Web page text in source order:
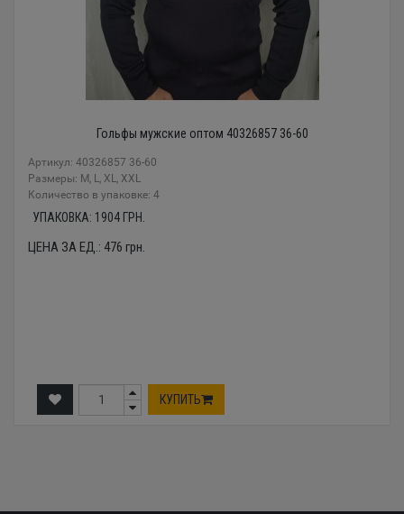
Гольфы мужские оптом 40326857 36-60
Артикул: 40326857 36-60
Размеры: M, L, XL, XXL
Количество в упаковке: 4
УПАКОВКА: 1904 ГРН.
ЦЕНА ЗА ЕД.: 476 грн.
КУПИТЬ